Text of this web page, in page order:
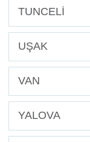
TUNCELİ
UŞAK
VAN
YALOVA